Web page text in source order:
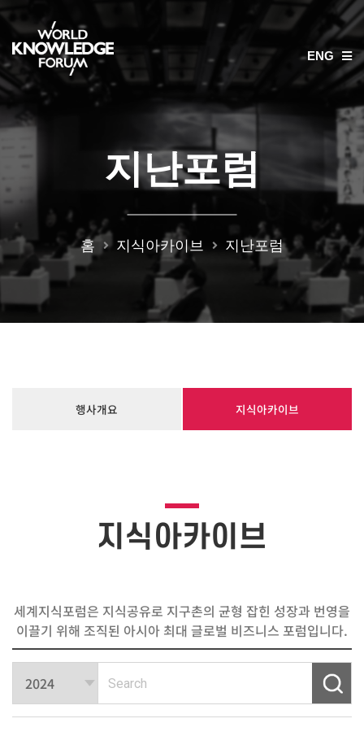
ENG
지난포럼
홈 지식아카이브 지난포럼
행사개요 지식아카이브
지식아카이브
세계지식포럼은 지식공유로 지구촌의 균형 잡힌 성장과 번영을
이끌기 위해 조직된 아시아 최대 글로벌 비즈니스 포럼입니다.